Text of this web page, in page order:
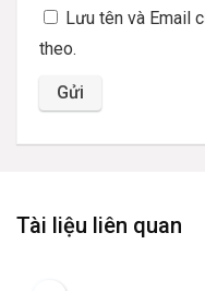
Lưu tên và Email
theo.
Tài liệu liên quan